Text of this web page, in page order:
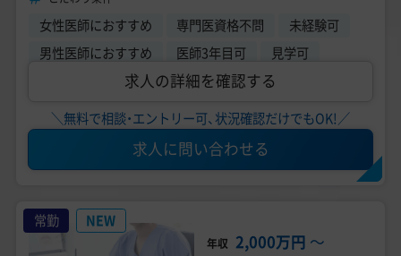
女性医師におすすめ 専門医資格不問
未経験可
男性医師におすすめ
医師3年目可 見学可
求人の詳細を確認する
＼無料で相談・エントリー可、状況確認だけでもOK!／
求人に問い合わせる
常勤 NEW
年収 2,000万円 〜